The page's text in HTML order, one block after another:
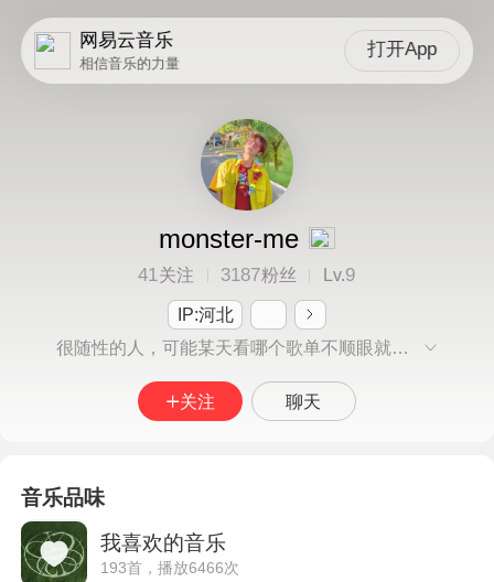
网易云音乐
相信音乐的力量
打开App
monster-me
41关注 3187粉丝 Lv.9
IP:河北
很随性的人，可能某天看哪个歌单不顺眼就顺手删了。
关注 聊天
音乐品味
我喜欢的音乐
193首，播放6466次